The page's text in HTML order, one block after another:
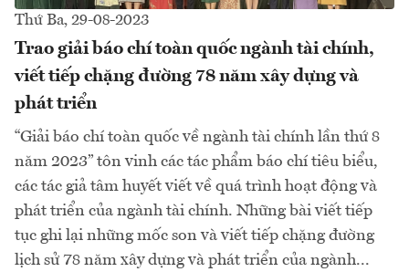
Thứ Ba, 29-08-2023
Trao giải báo chí toàn quốc ngành tài chính,
viết tiếp chặng đường 78 năm xây dựng và
phát triển
“Giải báo chí toàn quốc về ngành tài chính lần thứ 8
năm 2023” tôn vinh các tác phẩm báo chí tiêu biểu,
các tác giả tâm huyết viết về quá trình hoạt động và
phát triển của ngành tài chính. Những bài viết tiếp
tục ghi lại những mốc son và viết tiếp chặng đường
lịch sử 78 năm xây dựng và phát triển của ngành...